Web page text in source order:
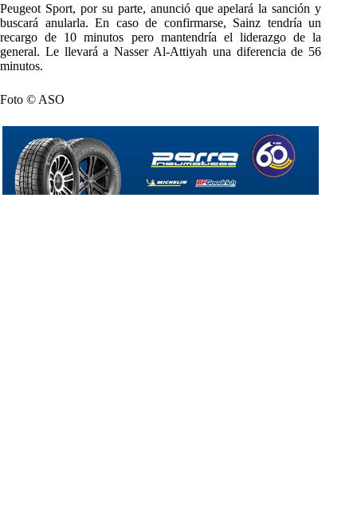
Peugeot Sport, por su parte, anunció que apelará la sanción y
buscará anularla. En caso de confirmarse, Sainz tendría un
recargo de 10 minutos pero mantendría el liderazgo de la
general. Le llevará a Nasser Al-Attiyah una diferencia de 56
minutos.
Foto © ASO